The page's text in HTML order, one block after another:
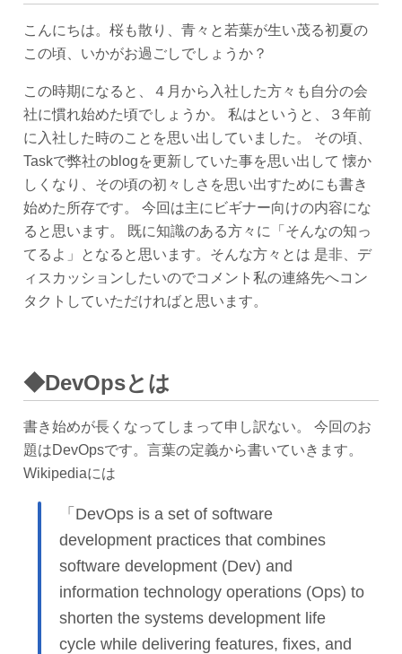
こんにちは。桜も散り、青々と若葉が生い茂る初夏の
この頃、いかがお過ごしでしょうか？
この時期になると、４月から入社した方々も自分の会
社に慣れ始めた頃でしょうか。 私はというと、３年前
に入社した時のことを思い出していました。 その頃、
Taskで弊社のblogを更新していた事を思い出して 懐か
しくなり、その頃の初々しさを思い出すためにも書き
始めた所存です。 今回は主にビギナー向けの内容にな
ると思います。 既に知識のある方々に「そんなの知っ
てるよ」となると思います。そんな方々とは 是非、デ
ィスカッションしたいのでコメント私の連絡先へコン
タクトしていただければと思います。
◆DevOpsとは
書き始めが長くなってしまって申し訳ない。 今回のお
題はDevOpsです。言葉の定義から書いていきます。
Wikipediaには
「DevOps is a set of software
development practices that combines
software development (Dev) and
information technology operations (Ops) to
shorten the systems development life
cycle while delivering features, fixes, and